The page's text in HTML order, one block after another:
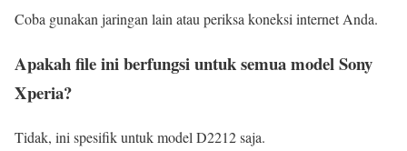
Coba gunakan jaringan lain atau periksa koneksi internet Anda.
Apakah file ini berfungsi untuk semua model Sony
Xperia?
Tidak, ini spesifik untuk model D2212 saja.